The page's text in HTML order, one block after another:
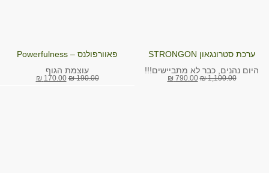
ערכת סטרונגאון STRONGON
היום נהנים, כבר לא מתביישים!!!
1,100.00
₪
790.00
₪
פאוורפולנס – Powerfulness
עוצמת הגוף
190.00
₪
170.00
₪